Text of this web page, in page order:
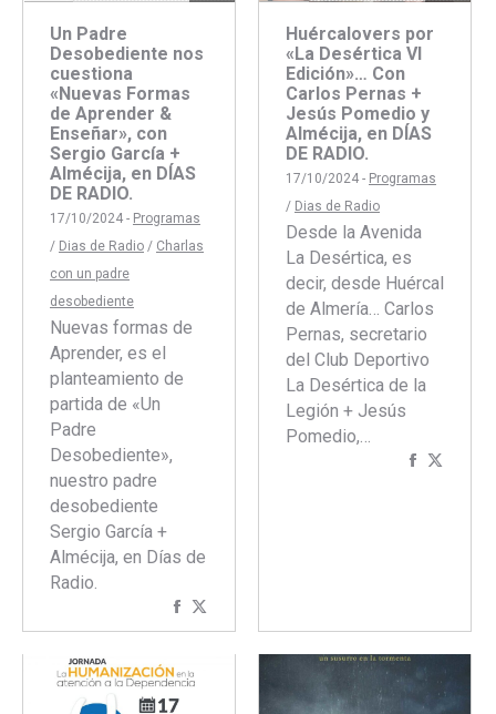
Un Padre
Desobediente nos
cuestiona
«Nuevas Formas
de Aprender &
Enseñar», con
Sergio García +
Almécija, en DÍAS
DE RADIO.
17/10/2024 - Programas
/ Dias de Radio / Charlas
con un padre
desobediente
Nuevas formas de
Aprender, es el
planteamiento de
partida de «Un
Padre
Desobediente»,
nuestro padre
desobediente
Sergio García +
Almécija, en Días de
Radio.
Compartir
con
Facebook
con
Twitter
Huércalovers por
«La Desértica VI
Edición»… Con
Carlos Pernas +
Jesús Pomedio y
Almécija, en DÍAS
DE RADIO.
17/10/2024 - Programas
/ Dias de Radio
Desde la Avenida
La Desértica, es
decir, desde Huércal
de Almería… Carlos
Pernas, secretario
del Club Deportivo
La Desértica de la
Legión + Jesús
Pomedio,…
Compartir